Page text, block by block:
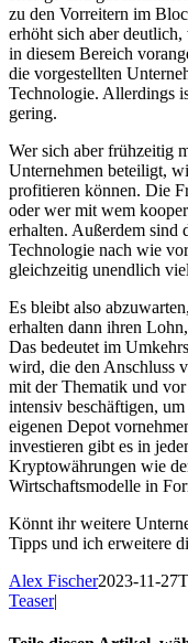
zu den Vorreitern im
erhöht sich aber
in diesem Bereich
die vorgestellten
Technologie. Allerdings
gering.
Wer sich aber frühzeitig
Unternehmen beteiligt,
profitieren können. Die
oder wer mit wem
erhalten. Außerdem
Technologie nach wie
gleichzeitig unendlich
Es bleibt also
erhalten dann ihren
Das bedeutet im
wird, die den Anschluss
mit der Thematik und
intensiv beschäftigen,
eigenen Depot
investieren gibt es in
Kryptowährungen wie
Wirtschaftsmodelle in
Könnt ihr weitere
Tipps und ich erweitere
Alex Fischer2023-11-
Teaser|